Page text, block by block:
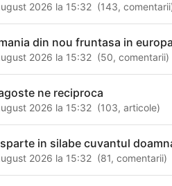
2026 la 15:32 (143,comentarii
din nou fruntasa in europa
2026 la 15:32 (50,comentarii)
ne reciproca
2026 la 15:32 (103,articole)
in silabe cuvantul
2026 la 15:32 (81,comentarii)